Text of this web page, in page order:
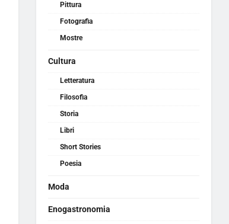
Pittura
Fotografia
Mostre
Cultura
Letteratura
Filosofia
Storia
Libri
Short Stories
Poesia
Moda
Enogastronomia